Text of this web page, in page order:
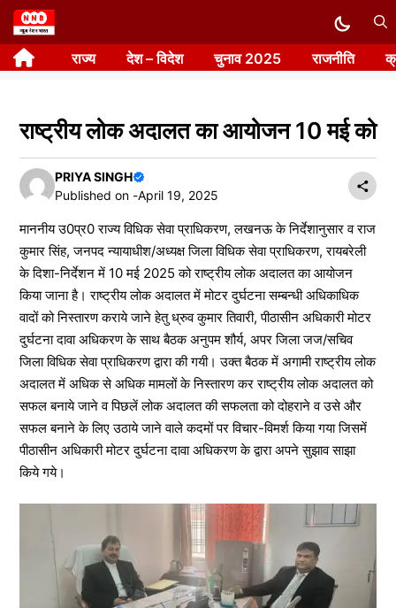
Skip
to
content राज्य देश – विदेश चुनाव 2025 राजनीति
राष्ट्रीय लोक अदालत का आयोजन 10 मई को
PRIYA SINGH
Published on -April 19, 2025
माननीय उ0प्र0 राज्य विधिक सेवा प्राधिकरण, लखनऊ के निर्देशानुसार व राज
कुमार सिंह, जनपद न्यायाधीश/अध्यक्ष जिला विधिक सेवा प्राधिकरण, रायबरेली
के दिशा-निर्देशन में 10 मई 2025 को राष्ट्रीय लोक अदालत का आयोजन
किया जाना है। राष्ट्रीय लोक अदालत में मोटर दुर्घटना सम्बन्धी अधिकाधिक
वादों को निस्तारण कराये जाने हेतु ध्रुव कुमार तिवारी, पीठासीन अधिकारी मोटर
दुर्घटना दावा अधिकरण के साथ बैठक अनुपम शौर्य, अपर जिला जज/सचिव
जिला विधिक सेवा प्राधिकरण द्वारा की गयी। उक्त बैठक में अगामी राष्ट्रीय लोक
अदालत में अधिक से अधिक मामलों के निस्तारण कर राष्ट्रीय लोक अदालत को
सफल बनाये जाने व पिछलें लोक अदालत की सफलता को दोहराने व उसे और
सफल बनाने के लिए उठाये जाने वाले कदमों पर विचार-विमर्श किया गया जिसमें
पीठासीन अधिकारी मोटर दुर्घटना दावा अधिकरण के द्वारा अपने सुझाव साझा
किये गये।